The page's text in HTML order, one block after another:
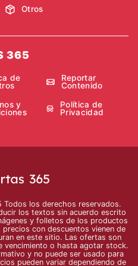
Otros
365
de
Reportar
Contenido
y
Política de
Privacidad
los derechos reservados.
los textos sin acuerdo escrito
y folletos de los productos
con descuentos vienen de
en este sitio. Las ofertas son
vencimiento o hasta agotar stock.
y no puede ser usado para
pueden variar dependiendo de